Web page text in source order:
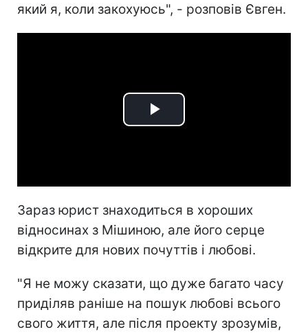
який я, коли закохуюсь", - розповів Євген.
Play
Зараз юрист знаходиться в хороших
відносинах з Мішиною, але його серце
відкрите для нових почуттів і любові.
"Я не можу сказати, що дуже багато часу
приділяв раніше на пошук любові всього
свого життя, але після проекту зрозумів,